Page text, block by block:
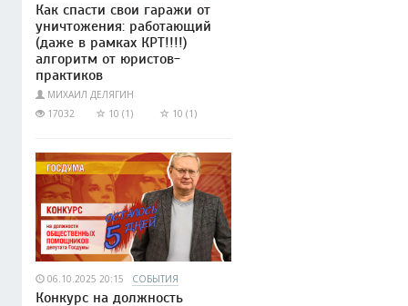
Как спасти свои гаражи от
уничтожения: работающий
(даже в рамках КРТ!!!!)
алгоритм от юристов-
практиков
МИХАИЛ ДЕЛЯГИН
17032
10 (1) 10 (1)
06.10.2025 20:15 СОБЫТИЯ
Конкурс на должность